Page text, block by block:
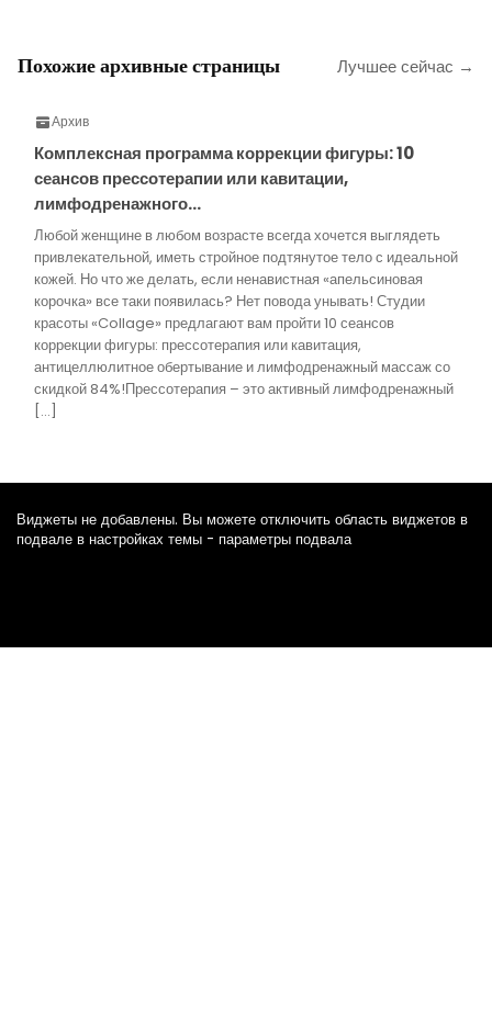
Похожие архивные страницы Лучшее сейчас →
Архив
Комплексная программа коррекции фигуры: 10
сеансов прессотерапии или кавитации,
лимфодренажного…
Любой женщине в любом возрасте всегда хочется выглядеть
привлекательной, иметь стройное подтянутое тело с идеальной
кожей. Но что же делать, если ненавистная «апельсиновая
корочка» все таки появилась? Нет повода унывать! Студии
красоты «Collage» предлагают вам пройти 10 сеансов
коррекции фигуры: прессотерапия или кавитация,
антицеллюлитное обертывание и лимфодренажный массаж со
скидкой 84%!Прессотерапия – это активный лимфодренажный
[…]
Виджеты не добавлены. Вы можете отключить область виджетов в
подвале в настройках темы - параметры подвала